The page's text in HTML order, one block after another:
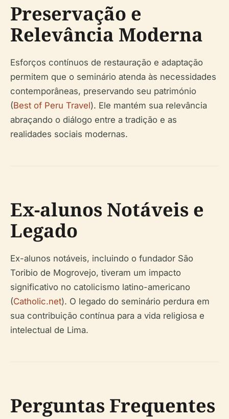
Preservação e
Relevância Moderna
Esforços contínuos de restauração e adaptação
permitem que o seminário atenda às necessidades
contemporâneas, preservando seu património
(Best of Peru Travel). Ele mantém sua relevância
abraçando o diálogo entre a tradição e as
realidades sociais modernas.
Ex-alunos Notáveis e
Legado
Ex-alunos notáveis, incluindo o fundador São
Toribio de Mogrovejo, tiveram um impacto
significativo no catolicismo latino-americano
(Catholic.net). O legado do seminário perdura em
sua contribuição contínua para a vida religiosa e
intelectual de Lima.
Perguntas Frequentes